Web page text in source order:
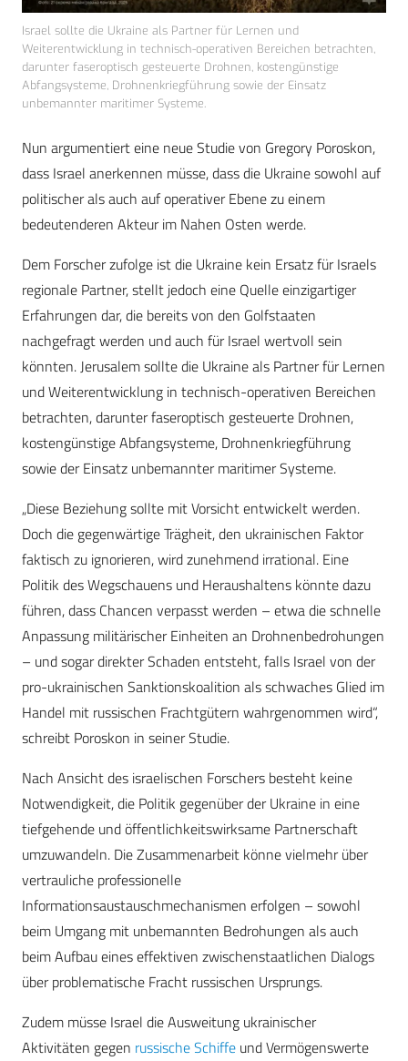
Israel sollte die Ukraine als Partner für Lernen und
Weiterentwicklung in technisch-operativen Bereichen betrachten,
darunter faseroptisch gesteuerte Drohnen, kostengünstige
Abfangsysteme, Drohnenkriegführung sowie der Einsatz
unbemannter maritimer Systeme.
Nun argumentiert eine neue Studie von Gregory Poroskon,
dass Israel anerkennen müsse, dass die Ukraine sowohl auf
politischer als auch auf operativer Ebene zu einem
bedeutenderen Akteur im Nahen Osten werde.
Dem Forscher zufolge ist die Ukraine kein Ersatz für Israels
regionale Partner, stellt jedoch eine Quelle einzigartiger
Erfahrungen dar, die bereits von den Golfstaaten
nachgefragt werden und auch für Israel wertvoll sein
könnten. Jerusalem sollte die Ukraine als Partner für Lernen
und Weiterentwicklung in technisch-operativen Bereichen
betrachten, darunter faseroptisch gesteuerte Drohnen,
kostengünstige Abfangsysteme, Drohnenkriegführung
sowie der Einsatz unbemannter maritimer Systeme.
„Diese Beziehung sollte mit Vorsicht entwickelt werden.
Doch die gegenwärtige Trägheit, den ukrainischen Faktor
faktisch zu ignorieren, wird zunehmend irrational. Eine
Politik des Wegschauens und Heraushaltens könnte dazu
führen, dass Chancen verpasst werden – etwa die schnelle
Anpassung militärischer Einheiten an Drohnenbedrohungen
– und sogar direkter Schaden entsteht, falls Israel von der
pro-ukrainischen Sanktionskoalition als schwaches Glied im
Handel mit russischen Frachtgütern wahrgenommen wird“,
schreibt Poroskon in seiner Studie.
Nach Ansicht des israelischen Forschers besteht keine
Notwendigkeit, die Politik gegenüber der Ukraine in eine
tiefgehende und öffentlichkeitswirksame Partnerschaft
umzuwandeln. Die Zusammenarbeit könne vielmehr über
vertrauliche professionelle
Informationsaustauschmechanismen erfolgen – sowohl
beim Umgang mit unbemannten Bedrohungen als auch
beim Aufbau eines effektiven zwischenstaatlichen Dialogs
über problematische Fracht russischen Ursprungs.
Zudem müsse Israel die Ausweitung ukrainischer
Aktivitäten gegen russische Schiffe und Vermögenswerte